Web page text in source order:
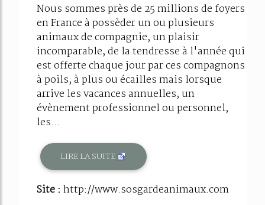
Nous sommes près de 25 millions de foyers
en France à possèder un ou plusieurs
animaux de compagnie, un plaisir
incomparable, de la tendresse à l'année qui
est offerte chaque jour par ces compagnons
à poils, à plus ou écailles mais lorsque
arrive les vacances annuelles, un
évènement professionnel ou personnel,
les...
LIRE LA SUITE
Site : http://www.sosgardeanimaux.com